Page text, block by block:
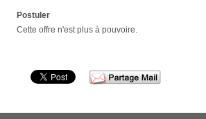
Postuler
Cette offre n'est plus à pouvoire.